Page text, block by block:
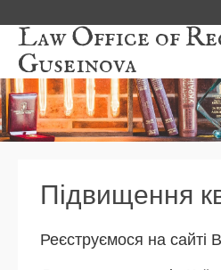
Law Office of
Guseinova
Підвищення
Реєструємося на